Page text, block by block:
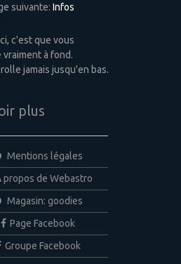
suivante: Infos
c'est que vous
à fond.
jamais jusqu'en bas.
plus
Mentions légales
propos de Webastro
Magasin: goodies
Page Facebook
Groupe Facebook